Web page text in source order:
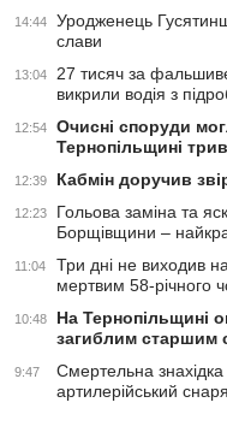
14:44
Уродженець
слави
13:04
27 тисяч за
викрили водія з
12:54
Очисні споруди
Тернопільщині
12:39 Кабмін доручив
12:23
Гольова заміна та
Борщівщини –
11:04
Три дні не виходив
мертвим 58-річного
10:48
На Тернопільщині
загиблим старшим
9:47
Смертельна знахідка
артилерійський